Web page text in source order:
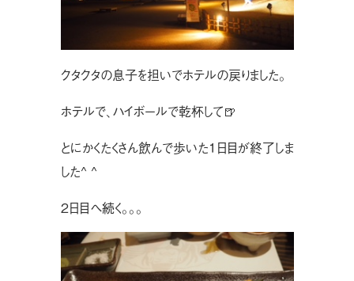
クタクタの息子を担いでホテルの戻りました。
ホテルで、ハイボールで乾杯して🍺
とにかくたくさん飲んで歩いた１日目が終了しま
した^ ^
２日目へ続く。。。